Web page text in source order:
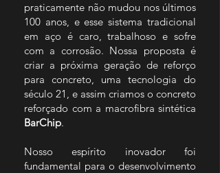
praticamente não mudou nos últimos
100 anos, e esse sistema tradicional
em aço é caro, trabalhoso e sofre
com a corrosão. Nossa proposta é
criar a próxima geração de reforço
para concreto, uma tecnologia do
século 21, e assim criamos o concreto
reforçado com a macrofibra sintética
BarChip.
Nosso espírito inovador foi
fundamental para o desenvolvimento